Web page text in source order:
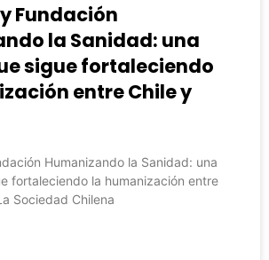
y Fundación
la Sanidad: una
sigue fortaleciendo
entre Chile y
Humanizando la Sanidad: una
fortaleciendo la humanización entre
Sociedad Chilena